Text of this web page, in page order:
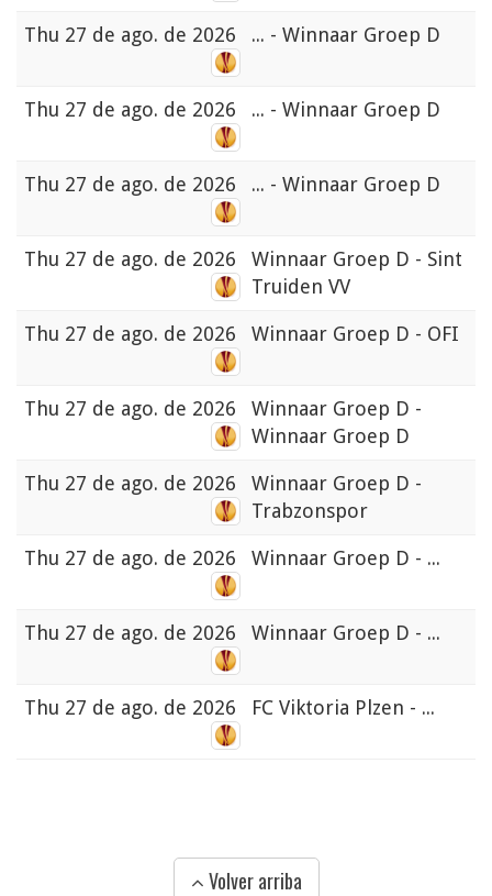
Thu 27 de ago. de 2026 ... - Winnaar Groep D
Thu 27 de ago. de 2026 ... - Winnaar Groep D
Thu 27 de ago. de 2026 ... - Winnaar Groep D
Thu 27 de ago. de 2026
Winnaar Groep D - Sint
Truiden VV
Thu 27 de ago. de 2026 Winnaar Groep D - OFI
Thu 27 de ago. de 2026
Winnaar Groep D -
Winnaar Groep D
Thu 27 de ago. de 2026
Winnaar Groep D -
Trabzonspor
Thu 27 de ago. de 2026 Winnaar Groep D - ...
Thu 27 de ago. de 2026 Winnaar Groep D - ...
Thu 27 de ago. de 2026 FC Viktoria Plzen - ...
Volver arriba